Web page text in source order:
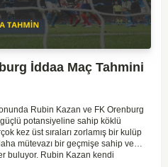
İddaa Maç Tahmini
Rubin Kazan ve FK Orenburg
potansiyeline sahip köklü
kez üst sıraları zorlamış bir kulüp
mütevazı bir geçmişe sahip ve
buluyor. Rubin Kazan kendi